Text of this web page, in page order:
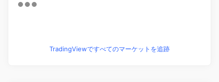
TradingViewですべてのマーケットを追跡